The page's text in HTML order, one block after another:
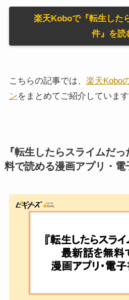
楽天Koboで『転生した
件』を読
こちらの記事では、 楽天Kobo
ンをまとめてご紹介しています
『転生したらスライムだ
料で読める漫画アプリ・電